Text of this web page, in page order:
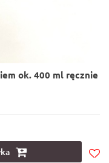
ok. 400 ml ręcznie